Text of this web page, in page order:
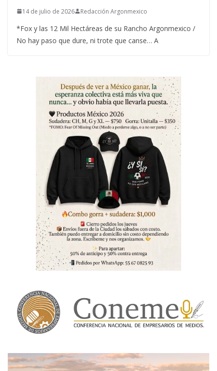
14 de julio de 2026 Redacción Argonmexico
*Fox y las 12 Mil Hectáreas de su Rancho Argonmexico /
No hay paso que dure, ni trote que canse… A